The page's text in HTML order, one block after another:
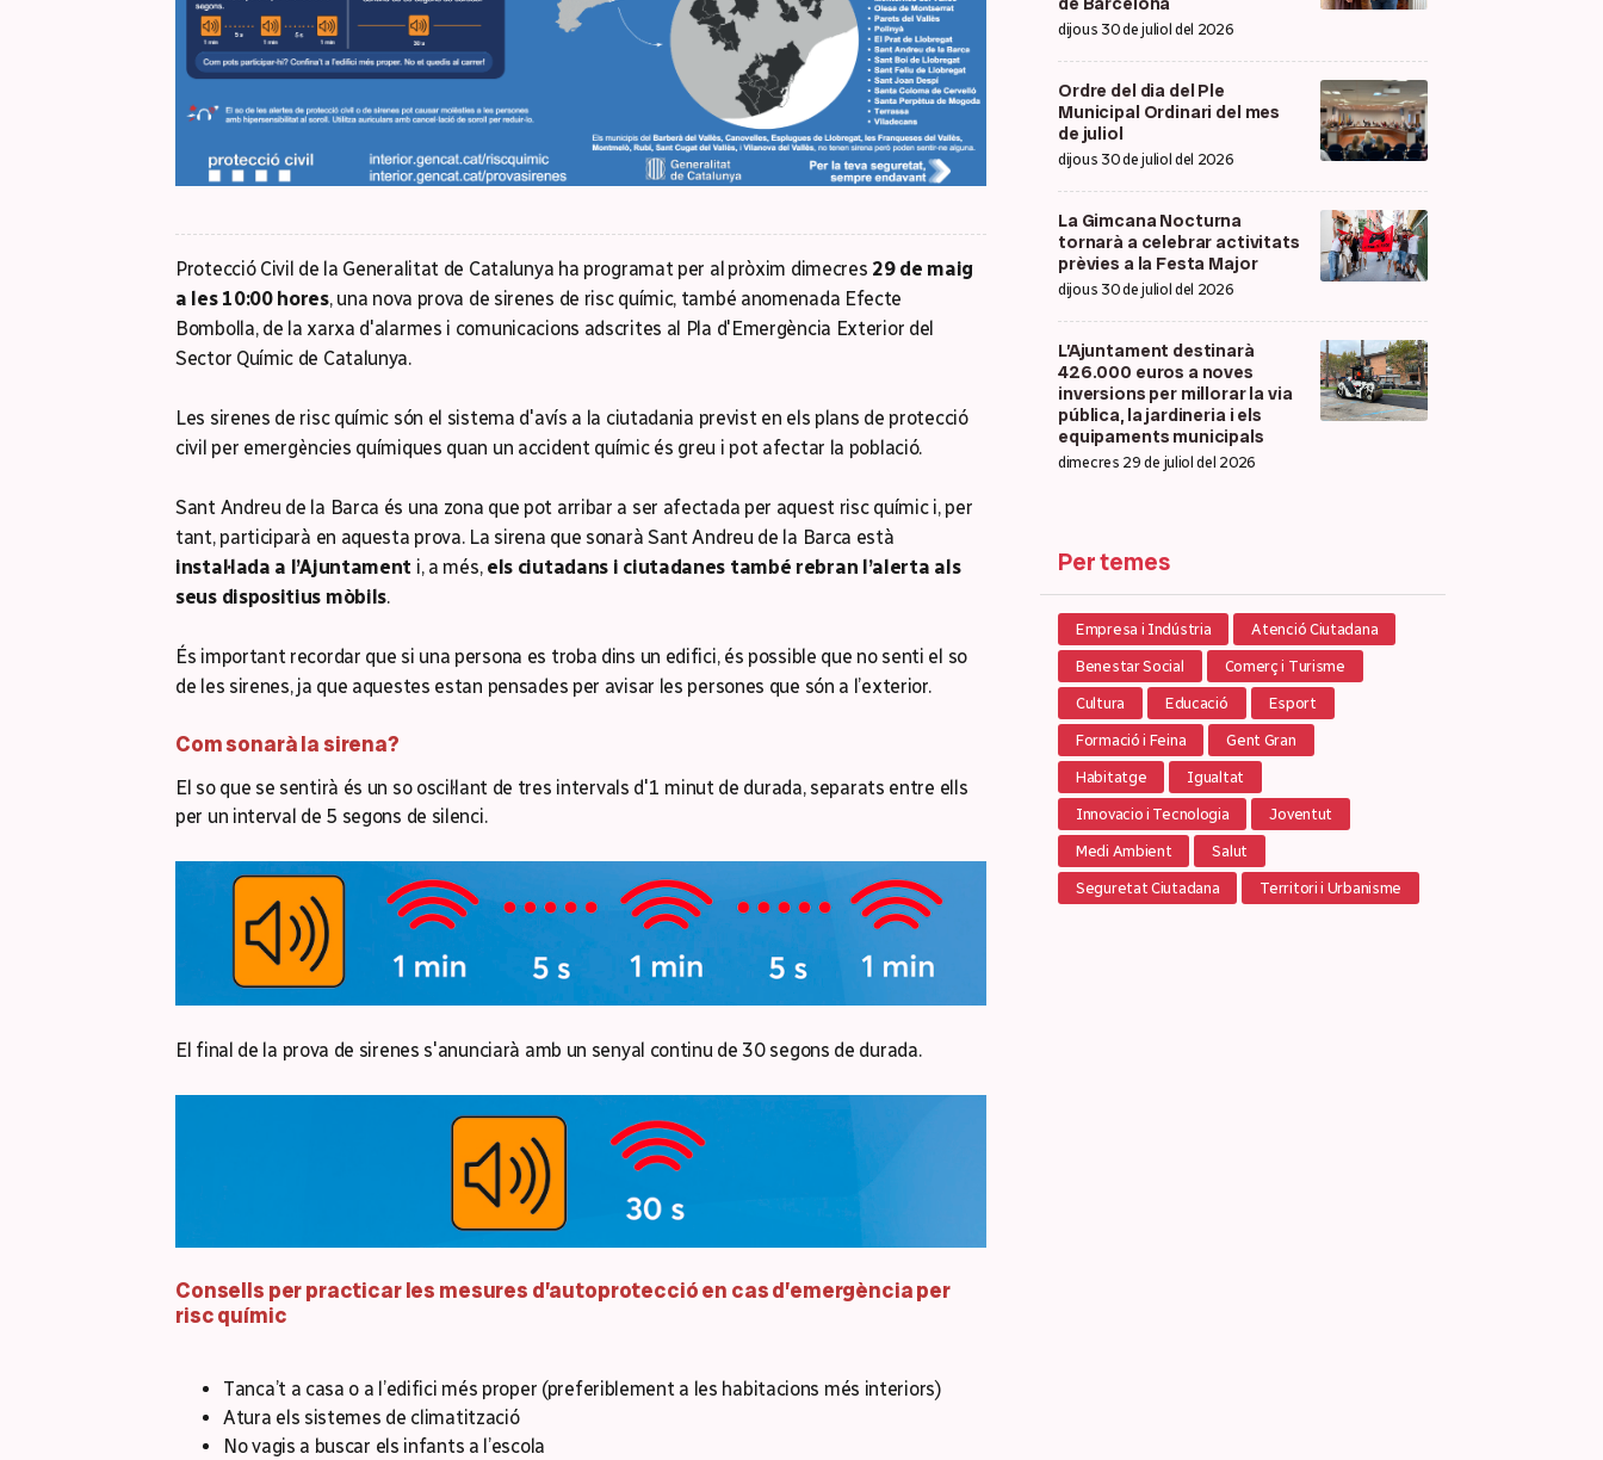
Protecció Civil de la Generalitat de Catalunya ha programat per al pròxim dimecres 29 de maig
a les 10:00 hores, una nova prova de sirenes de risc químic, també anomenada Efecte
Bombolla, de la xarxa d'alarmes i comunicacions adscrites al Pla d'Emergència Exterior del
Sector Químic de Catalunya.
Les sirenes de risc químic són el sistema d'avís a la ciutadania previst en els plans de protecció
civil per emergències químiques quan un accident químic és greu i pot afectar la població.
Sant Andreu de la Barca és una zona que pot arribar a ser afectada per aquest risc químic i, per
tant, participarà en aquesta prova. La sirena que sonarà Sant Andreu de la Barca està
instal·lada a l’Ajuntament i, a més, els ciutadans i ciutadanes també rebran l’alerta als
seus dispositius mòbils.
És important recordar que si una persona es troba dins un edifici, és possible que no senti el so
de les sirenes, ja que aquestes estan pensades per avisar les persones que són a l’exterior.
Com sonarà la sirena?
El so que se sentirà és un so oscil·lant de tres intervals d'1 minut de durada, separats entre ells
per un interval de 5 segons de silenci.
El final de la prova de sirenes s'anunciarà amb un senyal continu de 30 segons de durada.
Consells per practicar les mesures d’autoprotecció en cas d’emergència per
risc químic
Tanca’t a casa o a l’edifici més proper (preferiblement a les habitacions més interiors)
Atura els sistemes de climatització
No vagis a buscar els infants a l’escola
dijous 30 de juliol del 2026
Ordre del dia del Ple
Municipal Ordinari del mes
de juliol
dijous 30 de juliol del 2026
La Gimcana Nocturna
tornarà a celebrar activitats
prèvies a la Festa Major
dijous 30 de juliol del 2026
L’Ajuntament destinarà
426.000 euros a noves
inversions per millorar la via
pública, la jardineria i els
equipaments municipals
dimecres 29 de juliol del 2026
Per temes
Empresa i Indústria Atenció Ciutadana
Benestar Social Comerç i Turisme
Cultura Educació Esport
Formació i Feina Gent Gran
Habitatge Igualtat
Innovacio i Tecnologia Joventut
Medi Ambient Salut
Seguretat Ciutadana Territori i Urbanisme